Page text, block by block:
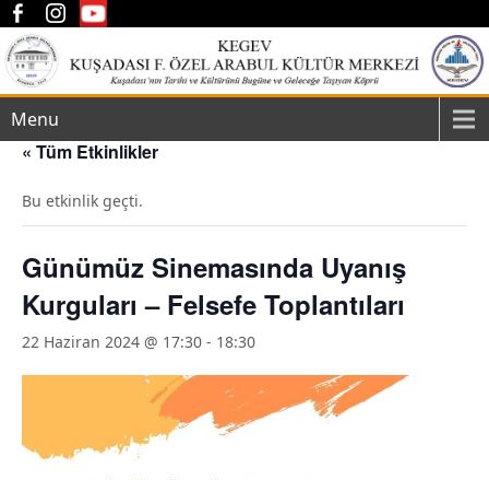
Menu
« Tüm Etkinlikler
Bu etkinlik geçti.
Günümüz Sinemasında Uyanış
Kurguları – Felsefe Toplantıları
22 Haziran 2024 @ 17:30 - 18:30